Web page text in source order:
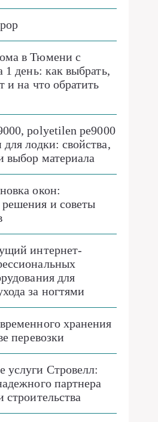
в Тюмени с
1 день: как выбрать,
и на что обратить
polyetilen pe9000
лодки: свойства,
выбор материала
окон:
и советы
интернет-
для
за ногтями
хранения
перевозки
услуги Стровелл:
партнера
строительства